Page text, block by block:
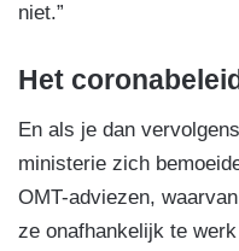
niet.”
Het
En als je dan
ministerie zich
OMT-adviezen,
ze onafhankelijk te